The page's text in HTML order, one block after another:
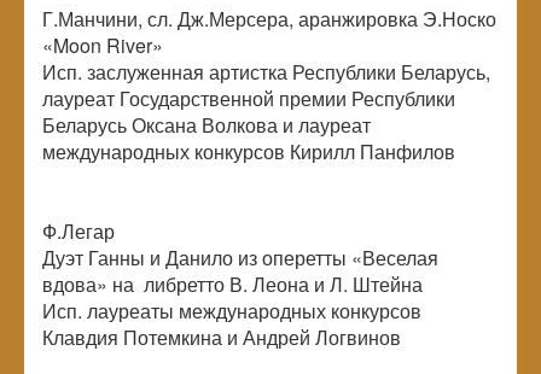
Г.Манчини, сл. Дж.Мерсера, аранжировка Э.Носко
«Moon River»
Исп. заслуженная артистка Республики Беларусь,
лауреат Государственной премии Республики
Беларусь Оксана Волкова и лауреат
международных конкурсов Кирилл Панфилов
Ф.Легар
Дуэт Ганны и Данило из оперетты «Веселая
вдова» на либретто В. Леона и Л. Штейна
Исп. лауреаты международных конкурсов
Клавдия Потемкина и Андрей Логвинов